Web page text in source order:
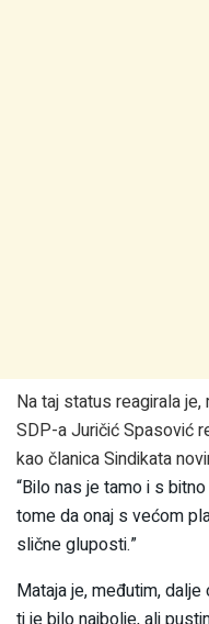
Na taj status reagirala
SDP-a Juričić Spasović
kao članica Sindikata
“Bilo nas je tamo i s
tome da onaj s većom
slične gluposti.”
Mataja je, međutim,